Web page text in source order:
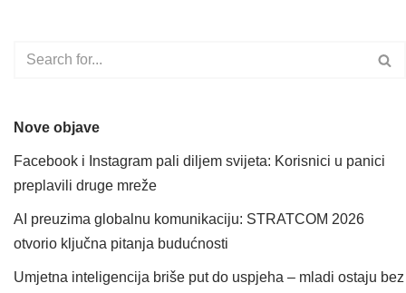
Nove objave
Facebook i Instagram pali diljem svijeta: Korisnici u panici
preplavili druge mreže
AI preuzima globalnu komunikaciju: STRATCOM 2026
otvorio ključna pitanja budućnosti
Umjetna inteligencija briše put do uspjeha – mladi ostaju bez